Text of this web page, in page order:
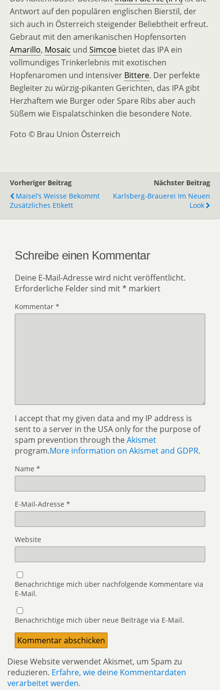
Antwort auf den populären englischen Bierstil, der
sich auch in Österreich steigender Beliebtheit erfreut.
Gebraut mit den amerikanischen Hopfensorten
Amarillo, Mosaic und Simcoe bietet das IPA ein
vollmundiges Trinkerlebnis mit exotischen
Hopfenaromen und intensiver Bittere. Der perfekte
Begleiter zu würzig-pikanten Gerichten, das IPA gibt
Herzhaftem wie Burger oder Spare Ribs aber auch
Süßem wie Eispalatschinken die besondere Note.
Foto © Brau Union Österreich
Vorheriger Beitrag
Maisel’s Weisse Bekommt
Zusätzliches Etikett
Nächster Beitrag
Karlsberg-Brauerei Im Neuen
Look
Schreibe einen Kommentar
Deine E-Mail-Adresse wird nicht veröffentlicht.
Erforderliche Felder sind mit* markiert
Kommentar *
I accept that my given data and my IP address is
sent to a server in the USA only for the purpose of
spam prevention through theAkismet
program.More information on Akismet and GDPR.
Name *
E-Mail-Adresse *
Website
Benachrichtige mich über nachfolgende Kommentare via
E-Mail.
Benachrichtige mich über neue Beiträge via E-Mail.
Diese Website verwendet Akismet, um Spam zu
reduzieren. Erfahre, wie deine Kommentardaten
verarbeitet werden.